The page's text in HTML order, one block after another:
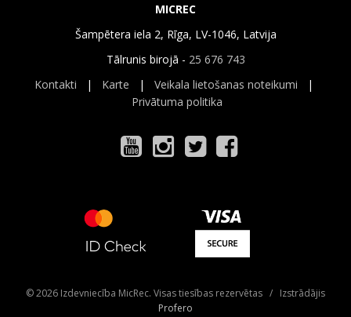
MICREC
Šampētera iela 2, Rīga, LV-1046, Latvija
Tālrunis birojā - 25 676 743
Kontakti | Karte | Veikala lietošanas noteikumi |
Privātuma politika
© 2026 Izdevniecība MicRec. Visas tiesības rezervētas / Izstrādājis
Profero